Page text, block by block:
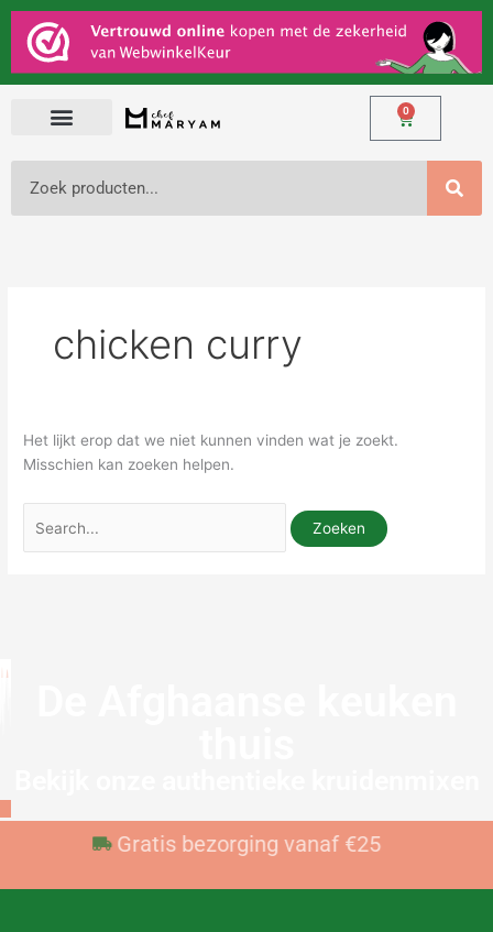
Ga
naar
inhoud
0
Winkelwagen
chicken curry
Het lijkt erop dat we niet kunnen vinden wat je zoekt.
Misschien kan zoeken helpen.
Zoek
naar:
Gratis bezorging vanaf €25
Voor 23:59 besteld, vandaag verzonden